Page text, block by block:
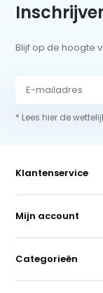
Blijf op de hoogte
* Lees hier de
Klantenservice
Mijn account
Categorieën